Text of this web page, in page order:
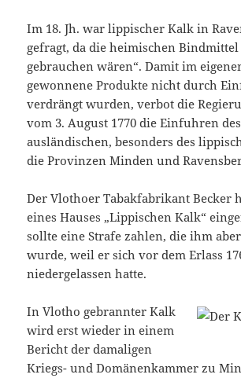
Im 18. Jh. war lippischer Kalk in
gefragt, da die heimischen
gebrauchen wären“. Damit im
gewonnene Produkte nicht durch
verdrängt wurden, verbot die
vom 3. August 1770 die Einfuhren des
ausländischen, besonders des
die Provinzen Minden und
Der Vlothoer Tabakfabrikant Becker
eines Hauses „Lippischen Kalk“
sollte eine Strafe zahlen, die ihm
wurde, weil er sich vor dem Erlass
niedergelassen hatte.
In Vlotho gebrannter Kalk
wird erst wieder in einem
Bericht der damaligen
Kriegs- und Domänenkammer zu